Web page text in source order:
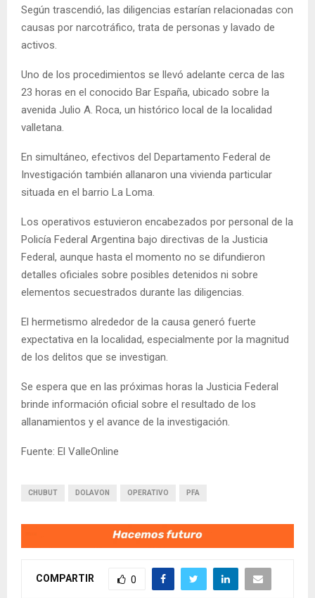
Según trascendió, las diligencias estarían relacionadas con
causas por narcotráfico, trata de personas y lavado de
activos.
Uno de los procedimientos se llevó adelante cerca de las
23 horas en el conocido Bar España, ubicado sobre la
avenida Julio A. Roca, un histórico local de la localidad
valletana.
En simultáneo, efectivos del Departamento Federal de
Investigación también allanaron una vivienda particular
situada en el barrio La Loma.
Los operativos estuvieron encabezados por personal de la
Policía Federal Argentina bajo directivas de la Justicia
Federal, aunque hasta el momento no se difundieron
detalles oficiales sobre posibles detenidos ni sobre
elementos secuestrados durante las diligencias.
El hermetismo alrededor de la causa generó fuerte
expectativa en la localidad, especialmente por la magnitud
de los delitos que se investigan.
Se espera que en las próximas horas la Justicia Federal
brinde información oficial sobre el resultado de los
allanamientos y el avance de la investigación.
Fuente: El ValleOnline
CHUBUT DOLAVON OPERATIVO PFA
COMPARTIR 0